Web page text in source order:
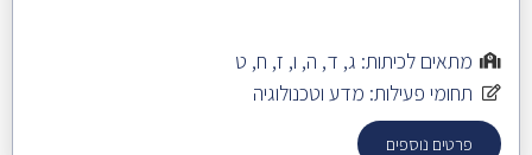
מתאים לכיתות: ג, ד, ה, ו, ז, ח, ט
תחומי פעילות: מדע וטכנולוגיה
פרטים נוספים